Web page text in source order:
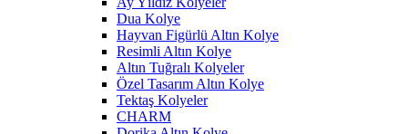
Dua Kolye
Hayvan Figürlü Altın Kolye
Resimli Altın Kolye
Altın Tuğralı Kolyeler
Özel Tasarım Altın Kolye
Tektaş Kolyeler
CHARM